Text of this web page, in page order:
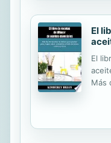
los
El
El
Más
y